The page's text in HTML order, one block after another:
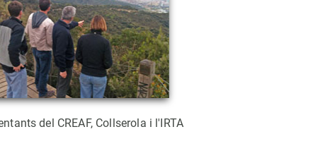
del CREAF, Collserola i l'IRTA